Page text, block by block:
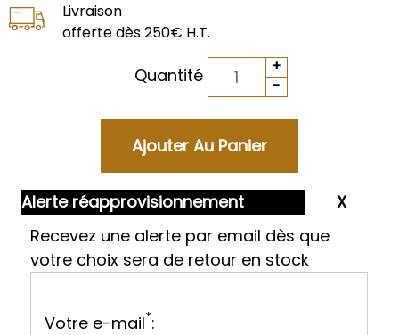
Livraison
offerte dès 250€ H.T.
Quantité
Alerte réapprovisionnement
Recevez une alerte par email dès que
votre choix sera de retour en stock
Votre e-mail*: